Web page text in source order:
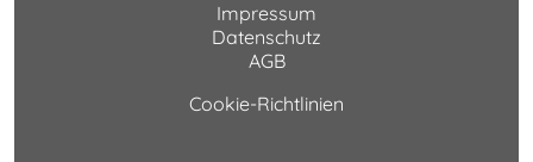
Impressum
Datenschutz
AGB
Cookie-Richtlinien